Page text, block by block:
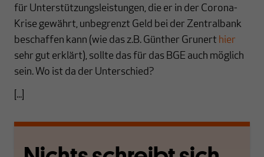
für Unterstützungsleistungen, die er in der Corona-
Krise gewährt, unbegrenzt Geld bei der Zentralbank
beschaffen kann (wie das z.B. Günther Grunert hier
sehr gut erklärt), sollte das für das BGE auch möglich
sein. Wo ist da der Unterschied?
[...]